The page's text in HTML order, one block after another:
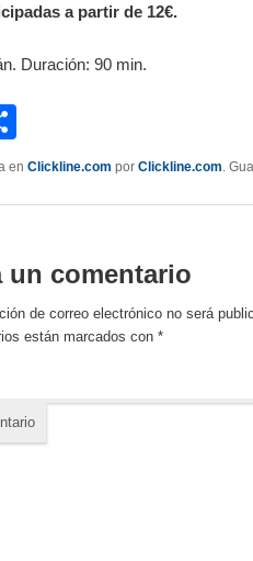
a partir de 12€.
Duración: 90 min.
en Clickline.com por Clickline.com.
un comentario
de correo electrónico no será
están marcados con*